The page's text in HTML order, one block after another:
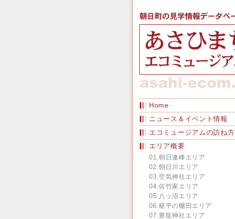
Home
ニュース＆イベント情報
エコミュージアムの訪ね方
エリア概要
01.朝日連峰エリア
02.朝日川エリア
03.空気神社エリア
04.佐竹家エリア
05.八ッ沼エリア
06.椹平の棚田エリア
07.豊龍神社エリア